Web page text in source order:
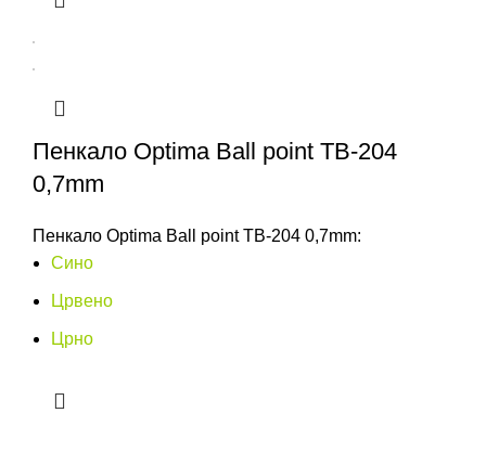
Пенкало Optima Ball point TB-204
0,7mm
Пенкало Optima Ball point TB-204 0,7mm:
Сино
Црвено
Црно